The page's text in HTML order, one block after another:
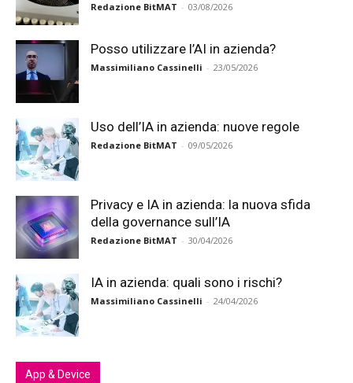
Redazione BitMAT - 03/08/2026
Posso utilizzare l’AI in azienda?
Massimiliano Cassinelli - 23/05/2026
Uso dell’IA in azienda: nuove regole
Redazione BitMAT - 09/05/2026
Privacy e IA in azienda: la nuova sfida
della governance sull’IA
Redazione BitMAT - 30/04/2026
IA in azienda: quali sono i rischi?
Massimiliano Cassinelli - 24/04/2026
App & Device